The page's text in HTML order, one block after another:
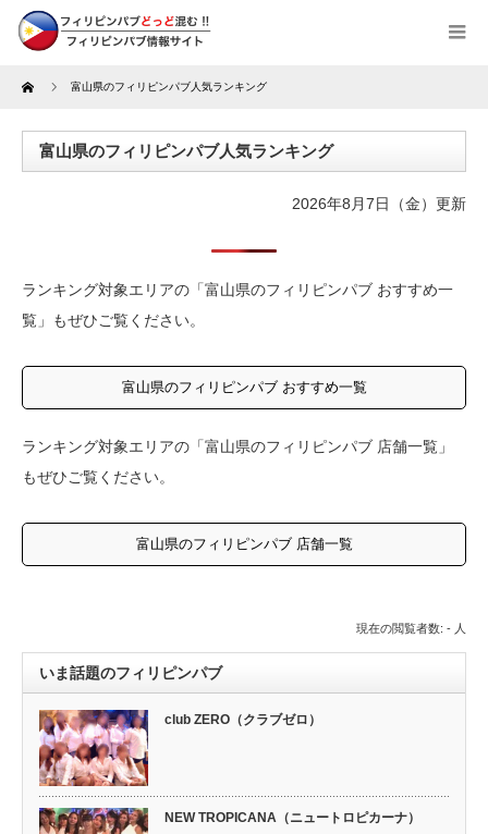
Home 富山県のフィリピンパブ人気ランキング
富山県のフィリピンパブ人気ランキング
2026年8月7日（金）更新
ランキング対象エリアの「富山県のフィリピンパブ おすすめ一
覧」もぜひご覧ください。
富山県のフィリピンパブ おすすめ一覧
ランキング対象エリアの「富山県のフィリピンパブ 店舗一覧」
もぜひご覧ください。
富山県のフィリピンパブ 店舗一覧
現在の閲覧者数: - 人
いま話題のフィリピンパブ
club ZERO（クラブゼロ）
NEW TROPICANA（ニュートロピカーナ）